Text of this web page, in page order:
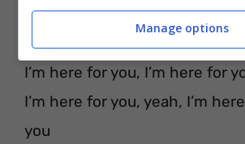
[Chorus]
I’m here for you, I’m here for
I’m here for you, yeah, I’m
you
Manage options